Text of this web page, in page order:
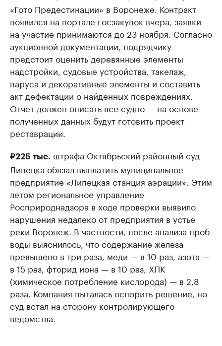
«Гото Предестинации» в Воронеже. Контракт
появился на портале госзакупок вчера, заявки
на участие принимаются до 23 ноября. Согласно
аукционной документации, подрядчику
предстоит оценить деревянные элементы
надстройки, судовые устройства, такелаж,
паруса и декоративные элементы и составить
акт дефектации о найденных повреждениях.
Отчет должен описать все судно — на основе
полученных данных будут готовить проект
реставрации.
₽225 тыс. штрафа Октябрьский районный суд
Липецка обязал выплатить муниципальное
предприятие «Липецкая станция аэрации». Этим
летом региональное управление
Росприроднадзора в ходе проверки выявило
нарушения недалеко от предприятия в устье
реки Воронеж. В частности, после анализа проб
воды выяснилось, что содержание железа
превышено в три раза, меди — в 10 раз, азота —
в 15 раз, фторид иона — в 10 раз, ХПК
(химическое потребление кислорода) — в 2,8
раза. Компания пыталась оспорить решение, но
суд встал на сторону контролирующего
ведомства.